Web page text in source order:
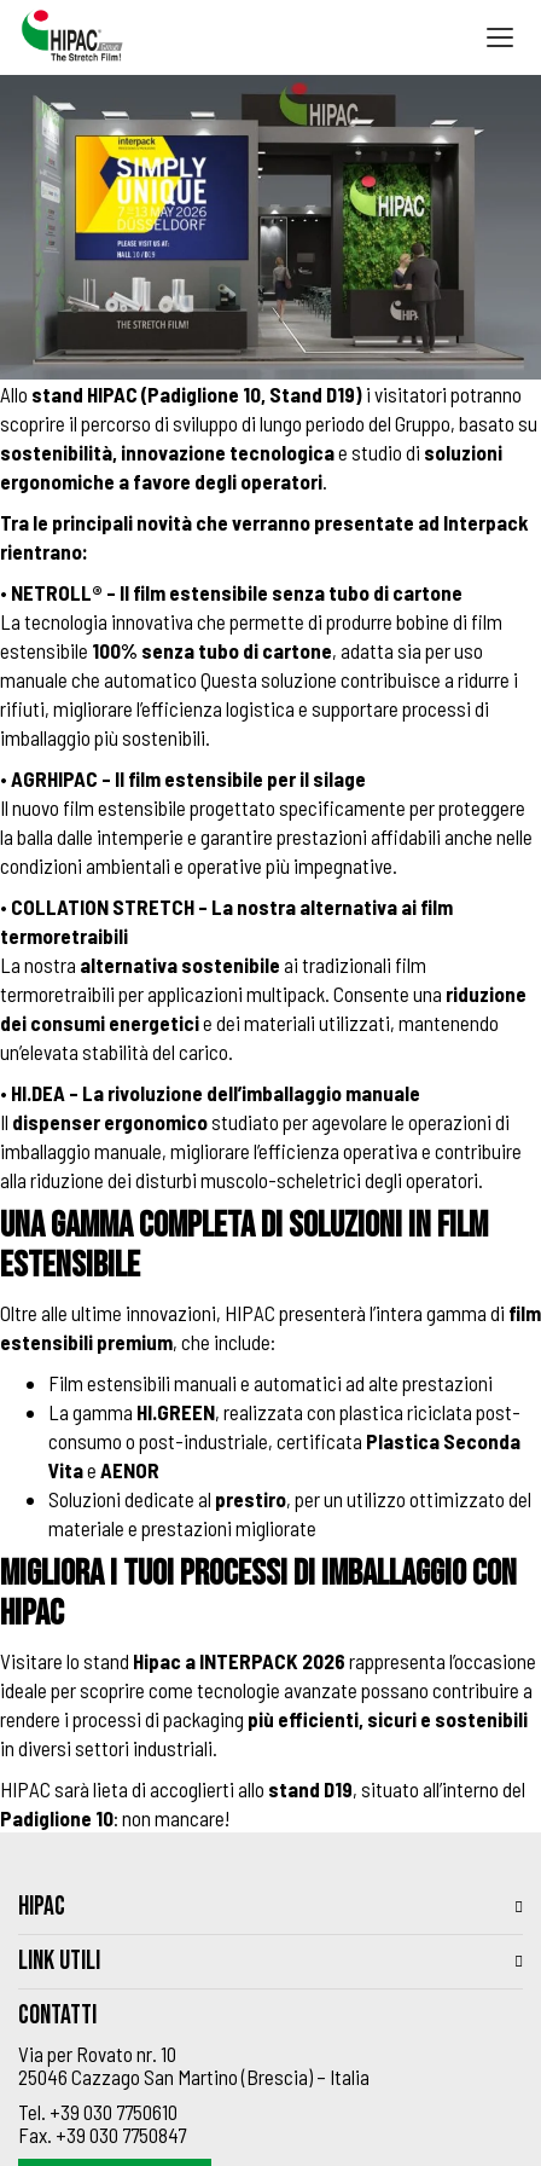
Allo stand HIPAC (Padiglione 10, Stand D19) i visitatori potranno
scoprire il percorso di sviluppo di lungo periodo del Gruppo, basato su
sostenibilità, innovazione tecnologicae studio di soluzioni
ergonomiche a favore degli operatori
Tra le principali novità che verranno presentate ad Interpack
rientrano:
• NETROLL® – Il film estensibile senza tubo di cartone
La tecnologia innovativa che permette di produrre bobine di film
estensibile 100% senza tubo di cartone, adatta sia per uso
manuale che automatico Questa soluzione contribuisce a ridurre i
rifiuti, migliorare l’efficienza logistica e supportare processi di
imballaggio più sostenibili.
• AGRHIPAC – Il film estensibile per il silage
Il nuovo film estensibile progettato specificamente per proteggere
la balla dalle intemperie e garantire prestazioni affidabili anche nelle
condizioni ambientali e operative più impegnative.
• COLLATION STRETCH – La nostra alternativa ai film
termoretraibili
La nostra alternativa sostenibile ai tradizionali film
termoretraibili per applicazioni multipack. Consente una riduzione
dei consumi energeticie dei materiali utilizzati, mantenendo
un’elevata stabilità del carico.
• HI.DEA – La rivoluzione dell’imballaggio manuale
Il dispenser ergonomicostudiato per agevolare le operazioni di
imballaggio manuale, migliorare l’efficienza operativa e contribuire
alla riduzione dei disturbi muscolo-scheletrici degli operatori.
Una gamma completa di soluzioni in film
estensibile
Oltre alle ultime innovazioni, HIPAC presenterà l’intera gamma di film
estensibili premium, che include:
Film estensibili manuali e automatici ad alte prestazioni
La gamma HI.GREEN, realizzata con plastica riciclata post-
consumo o post-industriale, certificata Plastica Seconda
Vitae AENOR
Soluzioni dedicate al prestiro, per un utilizzo ottimizzato del
materiale e prestazioni migliorate
Migliora i tuoi processi di imballaggio con
HIPAC
Visitare lo stand Hipac a INTERPACK 2026 rappresenta l’occasione
ideale per scoprire come tecnologie avanzate possano contribuire a
rendere i processi di packaging più efficienti, sicuri e sostenibili
in diversi settori industriali.
HIPAC sarà lieta di accoglierti allo stand D19, situato all’interno del
Padiglione 10: non mancare!
HIPAC
LINK UTILI
Contatti
Via per Rovato nr. 10
25046 Cazzago San Martino (Brescia) – Italia
Tel. +39 030 7750610
Fax. +39 030 7750847